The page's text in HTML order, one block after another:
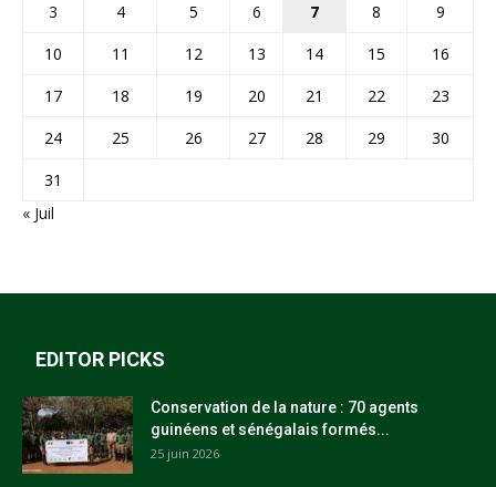
3
4 5 6 7 8
9
10
11 12 13 14 15
16
17
18 19 20 21 22
23
24
25 26 27 28 29
30
31
« Juil
EDITOR PICKS
Conservation de la nature : 70 agents
guinéens et sénégalais formés...
25 juin 2026